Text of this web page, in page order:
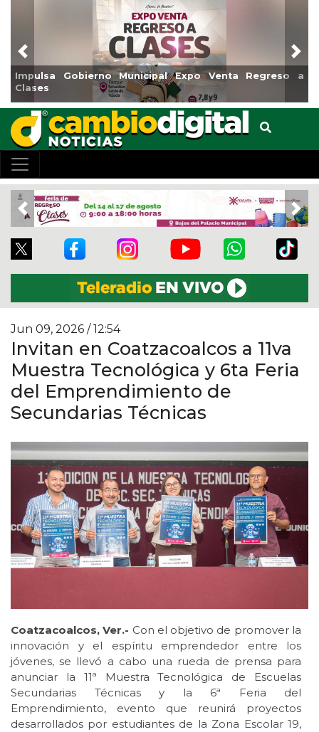
Gobierno Municipal Expo Venta Regreso a
Previous
Previous
Jun 09, 2026 / 12:54
Invitan en Coatzacoalcos a 11va
Muestra Tecnológica y 6ta Feria
del Emprendimiento de
Secundarias Técnicas
Coatzacoalcos, Ver.- Con el objetivo de promover la
innovación y el espíritu emprendedor entre los
jóvenes, se llevó a cabo una rueda de prensa para
anunciar la 11ª Muestra Tecnológica de Escuelas
Secundarias Técnicas y la 6ª Feria del
Emprendimiento, evento que reunirá proyectos
desarrollados por estudiantes de la Zona Escolar 19,